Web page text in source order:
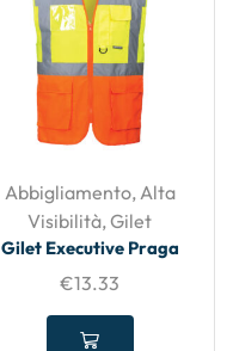
Abbigliamento, Alta
Visibilità,Gilet
Gilet Executive Praga
€13.33